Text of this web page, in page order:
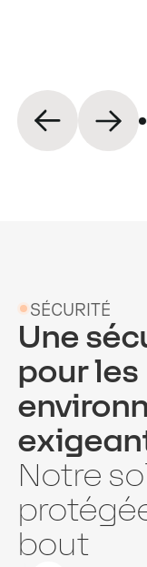
SÉCURITÉ
Une
pour les
Notre
bout